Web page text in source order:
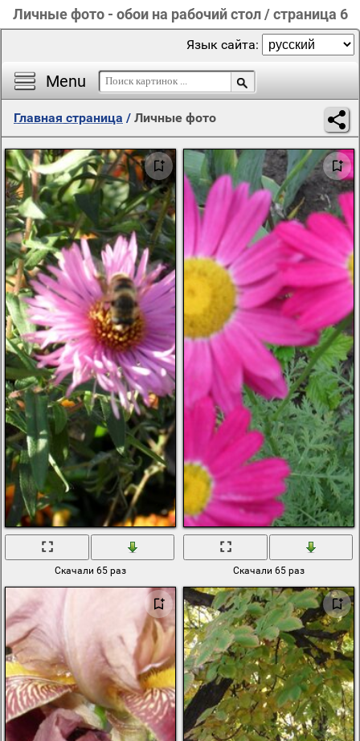
Личные фото - обои на рабочий стол / страница 6
Menu
Язык сайта:
Главная страница / Личные фото
Скачали 65 раз Скачали 65 раз